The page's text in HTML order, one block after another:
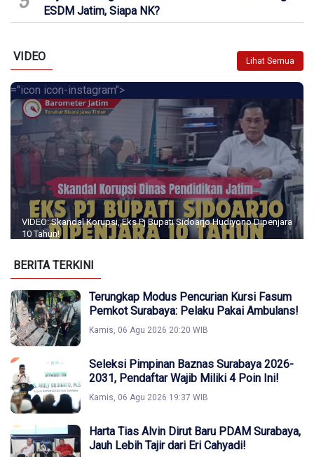
ESDM Jatim, Siapa NK?
VIDEO Lihat Semua
="icon icon-instagram">
VIDEO: Skandal Korupsi, Eks Pj Bupati Sidoarjo Hudiyono Dipenjara
10 Tahun!
BERITA TERKINI
Terungkap Modus Pencurian Kursi Fasum
Pemkot Surabaya: Pelaku Pakai Ambulans!
Kamis, 06 Agu 2026 20:20 WIB
Seleksi Pimpinan Baznas Surabaya 2026-
2031, Pendaftar Wajib Miliki 4 Poin Ini!
Kamis, 06 Agu 2026 19:37 WIB
Harta Tias Alvin Dirut Baru PDAM Surabaya,
Jauh Lebih Tajir dari Eri Cahyadi!